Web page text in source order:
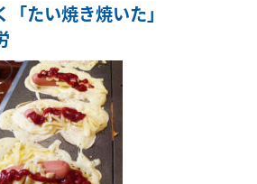
たい焼き焼いた」